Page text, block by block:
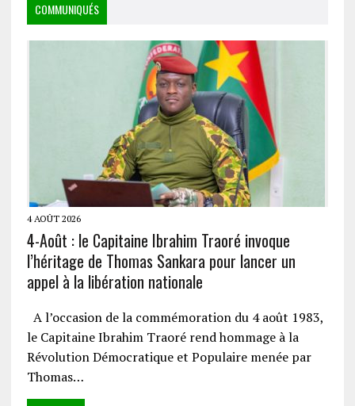
COMMUNIQUÉS
4 AOÛT 2026
4-Août : le Capitaine Ibrahim Traoré invoque
l’héritage de Thomas Sankara pour lancer un
appel à la libération nationale
A l’occasion de la commémoration du 4 août 1983,
le Capitaine Ibrahim Traoré rend hommage à la
Révolution Démocratique et Populaire menée par
Thomas…